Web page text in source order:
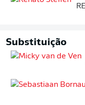
Substituição